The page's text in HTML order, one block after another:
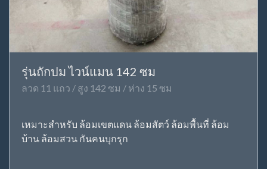
รุ่นถักปม ไวน์แมน 142 ซม
ลวด 11 แถว / สูง 142 ซม / ห่าง 15 ซม
เหมาะสำหรับ ล้อมเขตแดน ล้อมสัตว์ ล้อมพื้นที่ ล้อม
บ้าน ล้อมสวน กันคนบุกรุก